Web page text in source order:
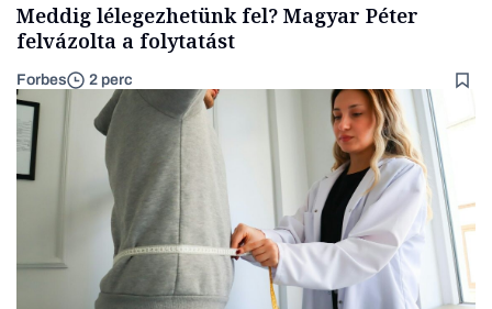
Meddig lélegezhetünk fel? Magyar Péter
felvázolta a folytatást
Forbes 2 perc